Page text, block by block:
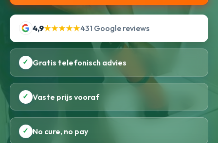
4,9★★★★★431 Google reviews
✓ Gratis telefonisch advies
✓ Vaste prijs vooraf
✓ No cure, no pay